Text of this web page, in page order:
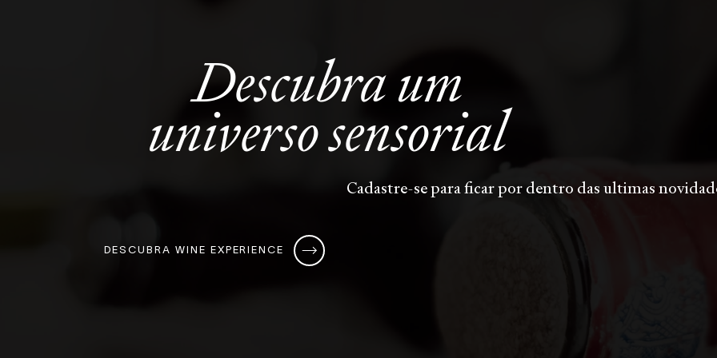
Descubra um
universosensorial
Cadastre-se para ficar por dentro das ultimas
DESCUBRA WINE EXPERIENCE